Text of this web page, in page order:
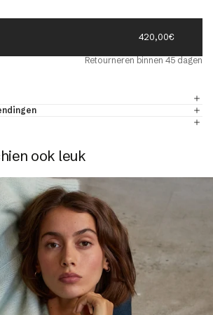
420,00€
Retourneren binnen 45 dagen
ook leuk